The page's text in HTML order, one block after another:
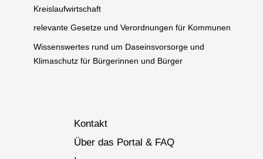
Kreislaufwirtschaft
relevante Gesetze und Verordnungen für Kommunen
Wissenswertes rund um Daseinsvorsorge und
Klimaschutz für Bürgerinnen und Bürger
Kontakt
Über das Portal & FAQ